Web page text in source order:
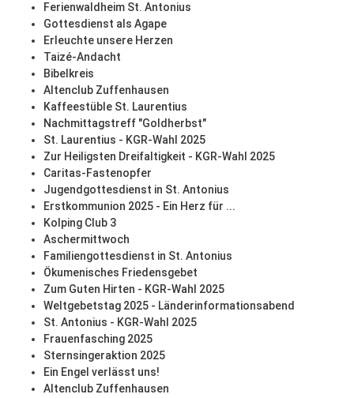
Ferienwaldheim St. Antonius
Gottesdienst als Agape
Erleuchte unsere Herzen
Taizé-Andacht
Bibelkreis
Altenclub Zuffenhausen
Kaffeestüble St. Laurentius
Nachmittagstreff "Goldherbst"
St. Laurentius - KGR-Wahl 2025
Zur Heiligsten Dreifaltigkeit - KGR-Wahl 2025
Caritas-Fastenopfer
Jugendgottesdienst in St. Antonius
Erstkommunion 2025 - Ein Herz für ...
Kolping Club 3
Aschermittwoch
Familiengottesdienst in St. Antonius
Ökumenisches Friedensgebet
Zum Guten Hirten - KGR-Wahl 2025
Weltgebetstag 2025 - Länderinformationsabend
St. Antonius - KGR-Wahl 2025
Frauenfasching 2025
Sternsingeraktion 2025
Ein Engel verlässt uns!
Altenclub Zuffenhausen